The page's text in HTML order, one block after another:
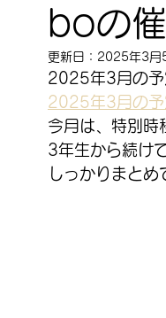
まほらboの学習／仕事
冒険まほらbo
boの
更新日： 2025年3月
2025年3月の予
2025年3月の
今月は、特別時
3年生から続け
しっかりまと